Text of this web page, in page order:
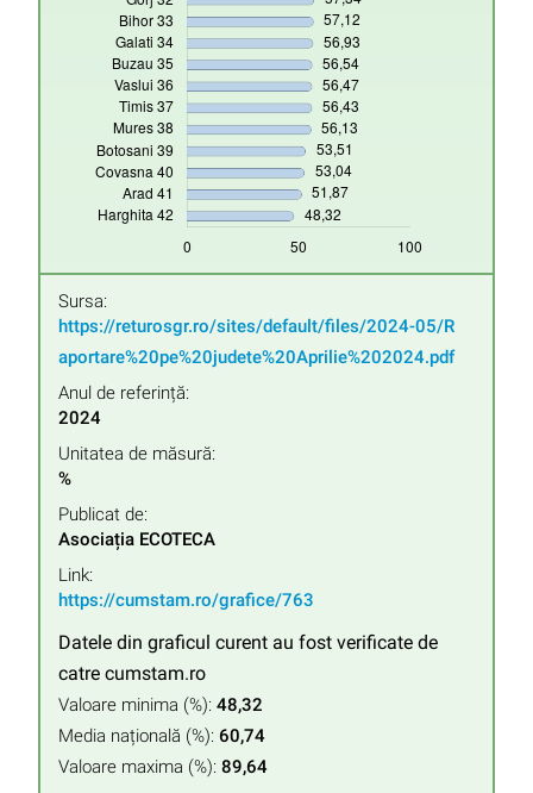
Sursa:
https://returosgr.ro/sites/default/files/2024-05/R
aportare%20pe%20judete%20Aprilie%202024.pdf
Anul de referință:
2024
Unitatea de măsură:
%
Publicat de:
Asociația ECOTECA
Link:
https://cumstam.ro/grafice/763
Datele din graficul curent au fost verificate de
catre cumstam.ro
Valoare minima (%): 48,32
Media națională (%): 60,74
Valoare maxima (%): 89,64